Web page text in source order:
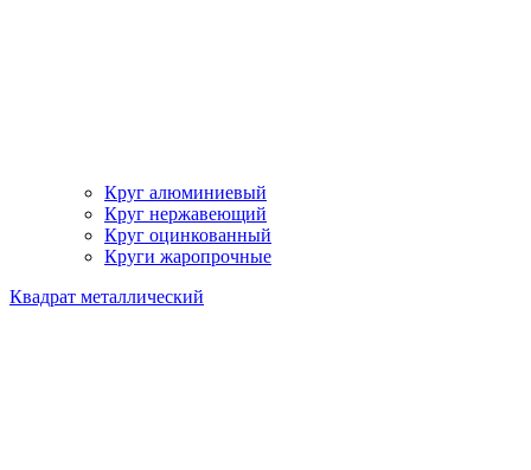
Круг алюминиевый
Круг нержавеющий
Круг оцинкованный
Круги жаропрочные
Квадрат металлический